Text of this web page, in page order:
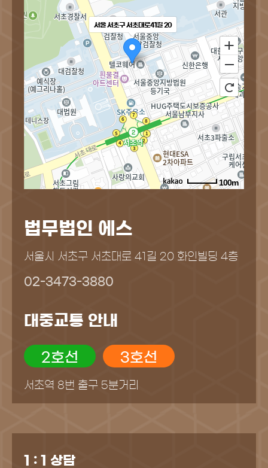
서울 서초구 서초대로41길 20
100m
법무법인 에스
서울시 서초구 서초대로 41길 20 화인빌딩 4층
02-3473-3880
대중교통 안내
2호선 3호선
서초역 8번 출구 5분거리
1 : 1 상담